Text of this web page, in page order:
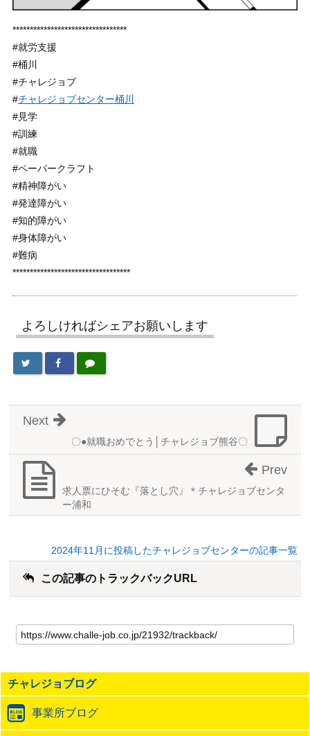
*********************************
#就労支援
#桶川
#チャレジョブ
#チャレジョブセンター桶川
#見学
#訓練
#就職
#ペーパークラフト
#精神障がい
#発達障がい
#知的障がい
#身体障がい
#難病
**********************************
よろしければシェアお願いします
〇●就職おめでとう│チャレジョブ熊谷〇
Next
求人票にひそむ『落とし穴』＊チャレジョブセンタ
ー浦和
Prev
2024年11月に投稿したチャレジョブセンターの記事一覧
この記事のトラックバックURL
の
記
の
ト
ッ
ク
チャレジョブログ
事業所ブログ